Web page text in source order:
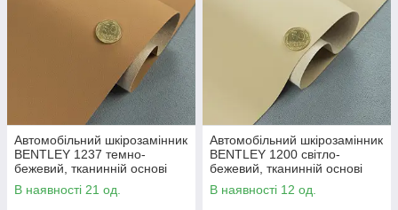
Автомобільний шкірозамінник
BENTLEY 1237 темно-
бежевий, тканинній основі
(ширина 140 см) Туреччина
В наявності 21 од.
Автомобільний шкірозамінник
BENTLEY 1200 світло-
бежевий, тканинній основі
(ширина 140 см) Туреччина
В наявності 12 од.